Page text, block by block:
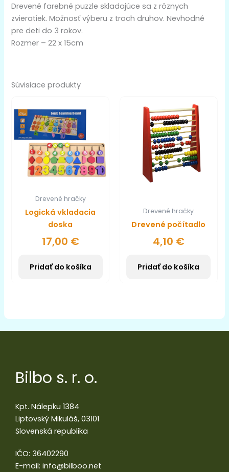
Drevené farebné puzzle skladajúce sa z rôznych
zvieratiek. Možnosť výberu z troch druhov. Nevhodné
pre deti do 3 rokov.
Rozmer – 22 x 15cm
Súvisiace produkty
Drevené hračky
Logická vkladacia
doska
17,00 €
Pridať do košíka
Drevené hračky
Drevené počítadlo
4,10 €
Pridať do košíka
Bilbo s. r. o.
Kpt. Nálepku 1384
Liptovský Mikuláš, 03101
Slovenská republika
IČO: 36402290
E-mail: info@bilboo.net